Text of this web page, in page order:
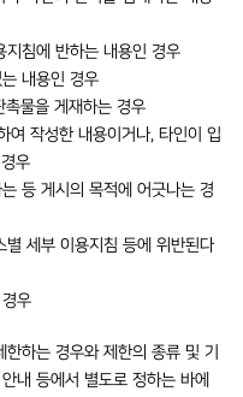
침에 반하는 내용인 경우
내용인 경우
물을 게재하는 경우
작성한 내용이거나, 타인이 입
우
등 게시의 목적에 어긋나는 경
세부 이용지침 등에 위반된다
우
하는 경우와 제한의 종류 및 기
내 등에서 별도로 정하는 바에